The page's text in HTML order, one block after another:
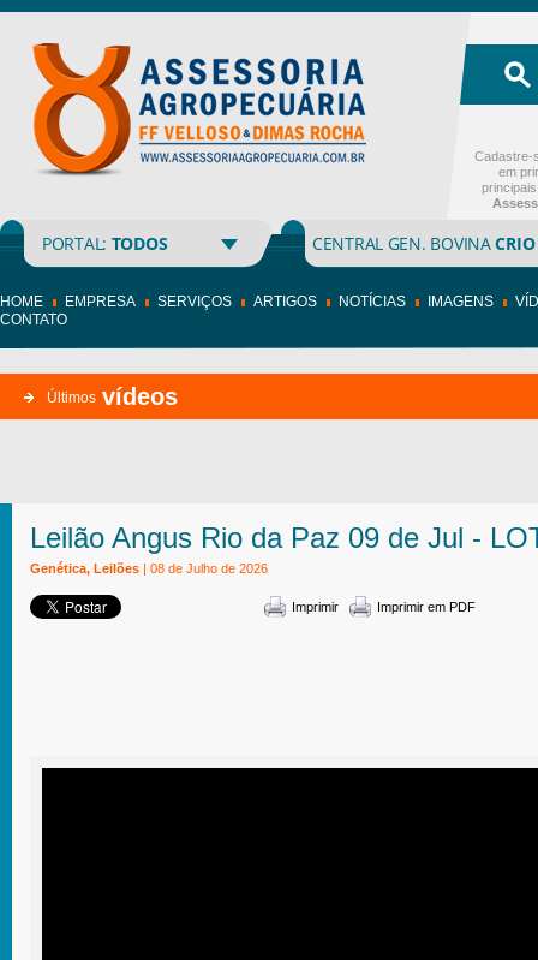
PORTAL: TODOS CENTRAL GEN. BOVINACRIO
Cadastre-
em
HOME EMPRESA SERVIÇOS ARTIGOS NOTÍCIAS IMAGENS
CONTATO
Últimos vídeos
Leilão Angus Rio da Paz 09 de Jul -
Genética, Leilões | 08 de Julho de 2026
Imprimir Imprimir em PDF